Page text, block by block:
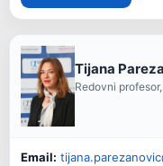
Tijana
Redovni
Email: